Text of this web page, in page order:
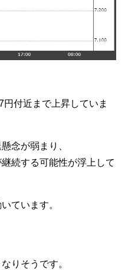
円付近まで上昇していま
念が弱まり、
続する可能性が浮上して
ています。
りそうです。